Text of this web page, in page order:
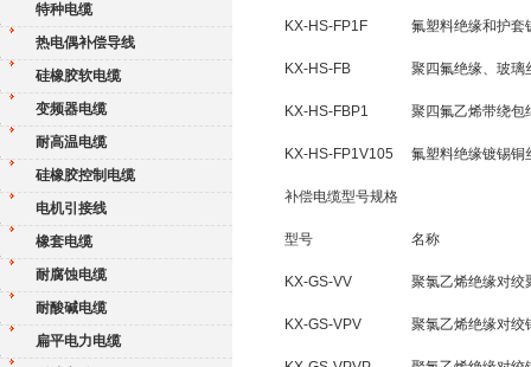
特种电缆
热电偶补偿导线
硅橡胶软电缆
变频器电缆
耐高温电缆
硅橡胶控制电缆
电机引接线
橡套电缆
耐腐蚀电缆
耐酸碱电缆
扁平电力电缆
KX-HS-FP1F 氟塑料绝缘和护套
KX-HS-FB 聚四氟绝缘、玻璃
KX-HS-FBP1 聚四氟乙烯带绕包
KX-HS-FP1V105 氟塑料绝缘镀锡
补偿电缆型号规格
型号 名称
KX-GS-VV 聚氯乙烯绝缘对绞
KX-GS-VPV 聚氯乙烯绝缘对绞